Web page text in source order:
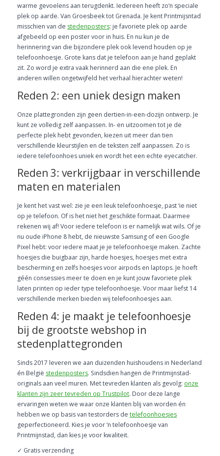
warme gevoelens aan terugdenkt. Iedereen heeft zo’n speciale
plek op aarde. Van Groesbeek tot Grenada. Je kent Printmijsntad
misschien van de stedenposters: je favoriete plek op aarde
afgebeeld op een poster voor in huis. En nu kun je de
herinnering van die bijzondere plek ook levend houden op je
telefoonhoesje. Grote kans dat je telefoon aan je hand geplakt
zit. Zo word je extra vaak herinnerd aan die ene plek. En
anderen willen ongetwijfeld het verhaal hierachter weten!
Reden 2: een uniek design maken
Onze plattegronden zijn geen dertien-in-een-dozijn ontwerp. Je
kunt ze volledig zelf aanpassen. In- en uitzoomen tot je de
perfecte plek hebt gevonden, kiezen uit meer dan tien
verschillende kleurstijlen en de teksten zelf aanpassen. Zo is
iedere telefoonhoes uniek en wordt het een echte eyecatcher.
Reden 3: verkrijgbaar in verschillende
maten en materialen
Je kent het vast wel: zie je een leuk telefoonhoesje, past ‘ie niet
op je telefoon. Of is het niet het geschikte formaat. Daarmee
rekenen wij af! Voor iedere telefoon is er namelijk wat wils. Of je
nu oude iPhone 8 hebt, de nieuwste Samsung of een Google
Pixel hebt: voor iedere maat je je telefoonhoesje maken. Zachte
hoesjes die buigbaar zijn, harde hoesjes, hoesjes met extra
bescherming en zelfs hoesjes voor airpods en laptops. Je hoeft
géén consessies meer te doen en je kunt jouw favoriete plek
laten printen op ieder type telefoonhoesje. Voor maar liefst 14
verschillende merken bieden wij telefoonhoesjes aan.
Reden 4: je maakt je telefoonhoesje
bij de grootste webshop in
stedenplattegronden
Sinds 2017 leveren we aan duizenden huishoudens in Nederland
én België stedenposters. Sindsdien hangen de Printmijnstad-
originals aan veel muren. Met tevreden klanten als gevolg: onze
klanten zijn zeer tevreden op Trustpilot. Door deze lange
ervaringen weten we waar onze klanten blij van worden én
hebben we op basis van testorders de telefoonhoesjes
geperfectioneerd. Kies je voor ‘n telefoonhoesje van
Printmijnstad, dan kies je voor kwaliteit.
✓ Gratis verzending